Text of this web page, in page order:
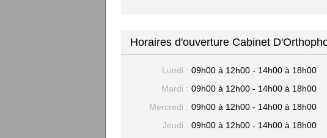
Horaires d'ouverture Cabinet
Lundi : 09h00 à 12h00 - 14h00 à 18h00
Mardi : 09h00 à 12h00 - 14h00 à 18h00
Mercredi : 09h00 à 12h00 - 14h00 à 18h00
Jeudi : 09h00 à 12h00 - 14h00 à 18h00